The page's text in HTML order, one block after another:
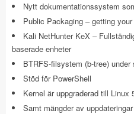
Nytt dokumentationssystem
Public Packaging – getting
Kali NetHunter KeX –
baserade enheter
BTRFS-filsystem (b-tree) under
Stöd för PowerShell
Kernel är uppgraderad till Linux
Samt mängder av